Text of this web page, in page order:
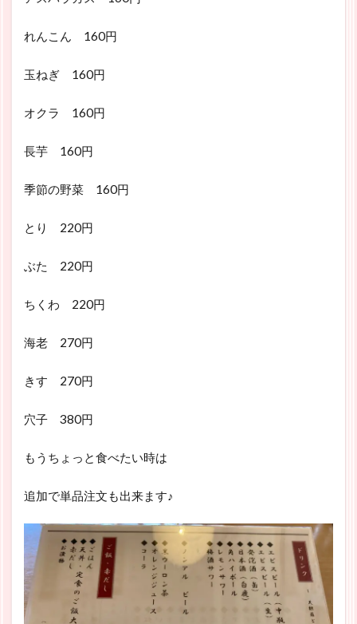
れんこん 160円
玉ねぎ 160円
オクラ 160円
長芋 160円
季節の野菜 160円
とり 220円
ぶた 220円
ちくわ 220円
海老 270円
きす 270円
穴子 380円
もうちょっと食べたい時は
追加で単品注文も出来ます♪